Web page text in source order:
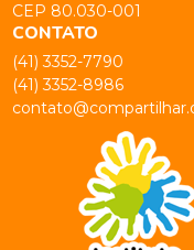
CEP 80.030-001
CONTATO
(41) 3352-7790
(41) 3352-8986